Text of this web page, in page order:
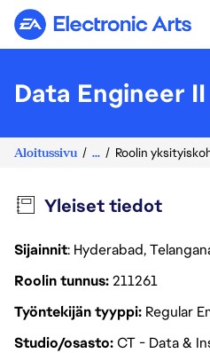
Electronic Arts
Data Engineer II
Aloitussivu ... Roolin
Yleiset tiedot
Sijainnit: Hyderabad,
Roolin tunnus211261
Työntekijän tyyppi Regular
Studio/osastoCT - Data &